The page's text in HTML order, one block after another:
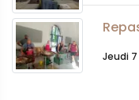
Jeudi